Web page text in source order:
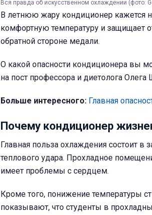
Вся правда об искусственном охлаждении (фото:
В летнюю жару кондиционер кажется
комфортную температуру и защищает
обратной стороне медали.
О какой опасности кондиционера вы
на пост профессора и диетолога
Больше интересного: Главная
Почему кондиционер
Главная польза охлаждения состоит в
теплового удара. Прохладное
имеет проблемы с сердцем.
Кроме того, понижение температуры
показывают, что студенты в